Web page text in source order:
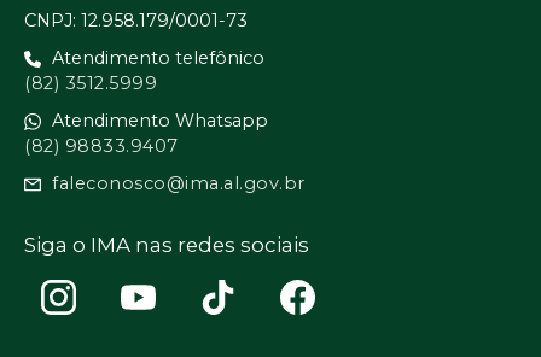
CNPJ: 12.958.179/0001-73
Atendimento telefônico
(82) 3512.5999
Atendimento Whatsapp
(82) 98833.9407
faleconosco@ima.al.gov.br
Siga o IMA nas redes sociais